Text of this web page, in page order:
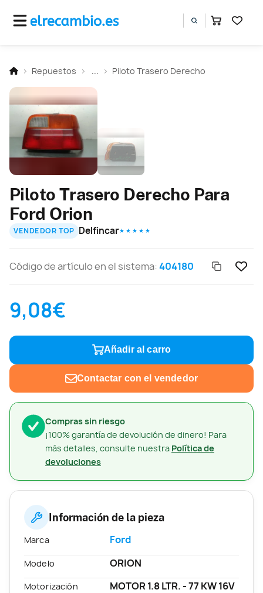
Repuestos Piloto Trasero Derecho
Compras sin riesgo
¡100% garantía de devolución de dinero! Para
más detalles, consulte nuestra Política de
devoluciones
Piloto Trasero Derecho Para
Ford Orion
VENDEDOR TOP Delfincar★ ★ ★ ★ ★
Código de artículo en el sistema:404180
9,08€
Añadir al carro
Contactar con el vendedor
Información de la pieza
Marca Ford
Modelo ORION
Motorización
MOTOR 1.8 LTR. - 77 KW 16V